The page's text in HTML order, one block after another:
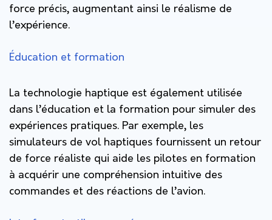
force précis, augmentant ainsi le réalisme de
l’expérience.
Éducation et formation
La technologie haptique est également utilisée
dans l’éducation et la formation pour simuler des
expériences pratiques. Par exemple, les
simulateurs de vol haptiques fournissent un retour
de force réaliste qui aide les pilotes en formation
à acquérir une compréhension intuitive des
commandes et des réactions de l’avion.